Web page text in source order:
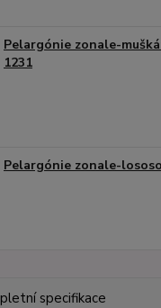
Pelargónie zonale-
1231
Pelargónie zonale-
specifikace